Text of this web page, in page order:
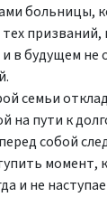
больницы,
в будущем
семьи
на пути к
собой
момент,
и не